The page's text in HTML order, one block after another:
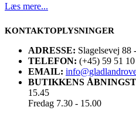
Læs mere...
KONTAKTOPLYSNINGER
ADRESSE: Slagelsevej 88
TELEFON: (+45) 59 51
EMAIL:
BUTIKKENS
15.45
Fredag 7.30 - 15.00